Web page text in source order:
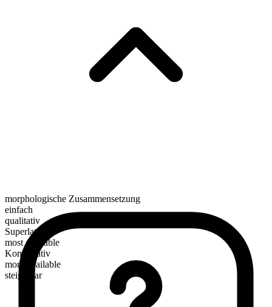
morphologische Zusammensetzung
einfach
qualitativ
Superlativ
most available
Komparativ
more available
steigerbar